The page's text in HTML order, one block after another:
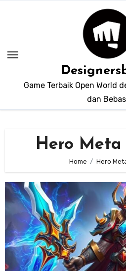
Game Terbaik Open World
dan
Hero Meta
Home Hero